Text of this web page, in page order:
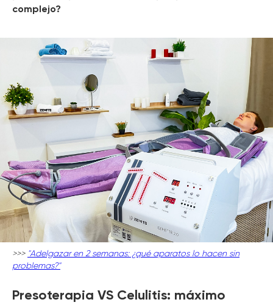
complejo?
>>> "Adelgazar en 2 semanas: ¿qué aparatos lo hacen sin
problemas?"
Presoterapia VS Celulitis: máximo